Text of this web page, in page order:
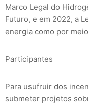
Marco Legal do
Futuro, e em 2022, a
energia como por
Participantes
Para usufruir dos
submeter projetos